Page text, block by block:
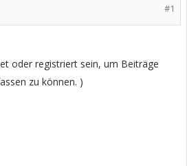
#1
oder registriert sein, um Beiträge
zu können. )